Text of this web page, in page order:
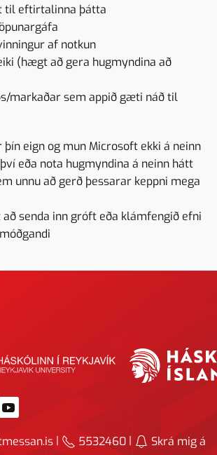
til eftirtalinna þátta
af notkun
(hægt að gera hugmyndina að
markaðar sem appið gæti náð til
þín eign og mun Microsoft ekki á neinn
eða nota hugmyndina á neinn hátt
unnu að gerð þessarar keppni mega
senda inn gróft eða klámfengið efni
| 5532460 |
Skrá mig á